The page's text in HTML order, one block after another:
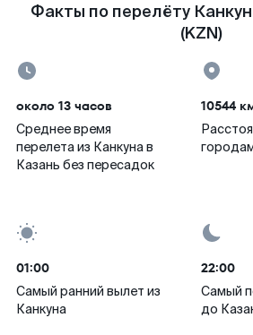
Факты по перелёту Канкун
(KZN)
около 13 часов
Среднее время
перелета из Канкуна в
Казань без пересадок
10544
01:00
Самый ранний вылет из
Канкуна
22:00
Самый
до